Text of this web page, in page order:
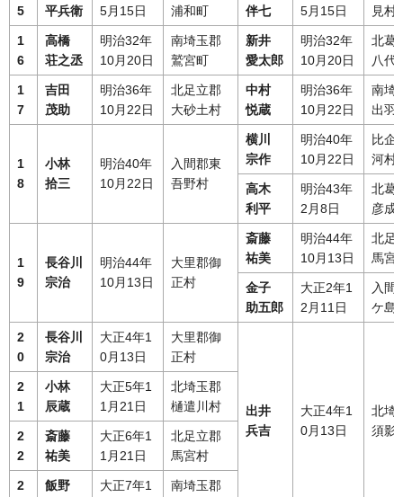
5
平兵衛
5月15日
浦和町
伴七
5月15日
見村
1
6
高橋
荘之丞
明治32年
10月20日
南埼玉郡
鷲宮町
新井
愛太郎
明治32年
10月20日
北葛
八代
1
7
吉田
茂助
明治36年
10月22日
北足立郡
大砂土村
中村
悦蔵
明治36年
10月22日
南埼
出羽
1
8
小林
拾三
明治40年
10月22日
入間郡東
吾野村
横川
宗作
明治40年
10月22日
比企
河村
高木
利平
明治43年
2月8日
北葛
彦成
1
9
長谷川
宗治
明治44年
10月13日
大里郡御
正村
斎藤
祐美
明治44年
10月13日
北足
馬宮
金子
助五郎
大正2年1
2月11日
入間
ケ島
2
0
長谷川
宗治
大正4年1
0月13日
大里郡御
正村
出井
兵吉
大正4年1
0月13日
北埼
須影
2
1
小林
辰蔵
大正5年1
1月21日
北埼玉郡
樋遣川村
2
2
斎藤
祐美
大正6年1
1月21日
北足立郡
馬宮村
2
飯野
大正7年1
南埼玉郡